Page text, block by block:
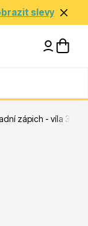
slevy
zápich - víla 30cm